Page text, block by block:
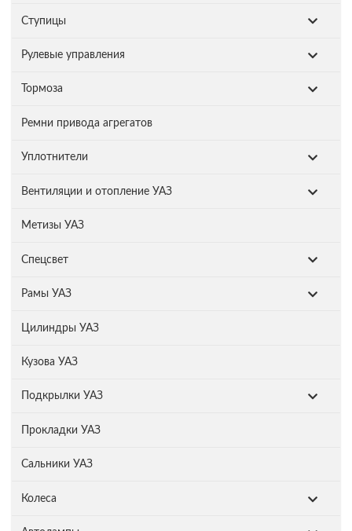
Ступицы
Рулевые управления
Тормоза
Ремни привода агрегатов
Уплотнители
Вентиляции и отопление УАЗ
Метизы УАЗ
Спецсвет
Рамы УАЗ
Цилиндры УАЗ
Кузова УАЗ
Подкрылки УАЗ
Прокладки УАЗ
Сальники УАЗ
Колеса